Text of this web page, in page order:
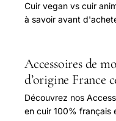
Cuir vegan vs cuir
à savoir avant
Accessoires de
d’origine France
Découvrez nos
en cuir 100% français